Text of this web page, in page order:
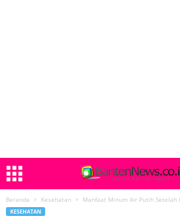
Beranda Kesehatan Manfaat Minum Air Putih Setelah
KESEHATAN